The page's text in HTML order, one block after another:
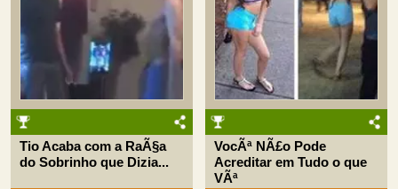
Tio Acaba com a RaÃ§a
do Sobrinho que Dizia...
VocÃª NÃ£o Pode
Acreditar em Tudo o que
VÃª